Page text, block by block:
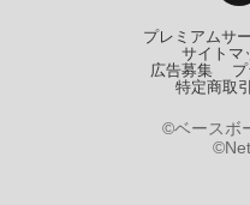
プレミアムサ
サイトマ
広告募集
特定商取
©ベースボ